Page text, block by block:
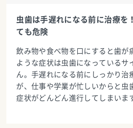
虫歯は手遅れになる前に治療を
ても危険
飲み物や食べ物を口にすると歯が
ような症状は虫歯になっているサ
ん。手遅れになる前にしっかり治
が、仕事や学業が忙しいからと虫
症状がどんどん進行してしまいま